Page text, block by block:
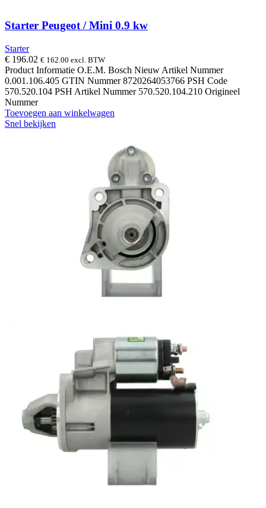
Starter Peugeot / Mini 0.9 kw
Starter
€ 196.02 € 162.00 excl. BTW
Product Informatie O.E.M. Bosch Nieuw Artikel Nummer
0.001.106.405 GTIN Nummer 8720264053766 PSH Code
570.520.104 PSH Artikel Nummer 570.520.104.210 Origineel
Nummer
Toevoegen aan winkelwagen
Snel bekijken